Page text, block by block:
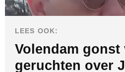
LEES OOK:
Volendam gonst
geruchten over